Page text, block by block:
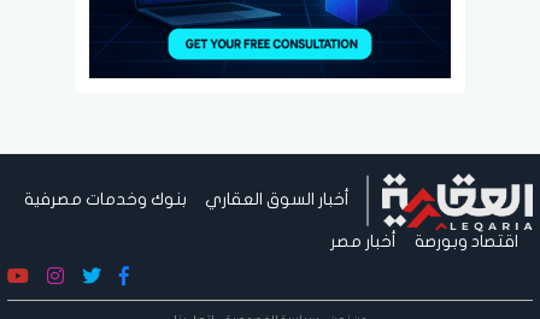
أخبار السوق العقاري بنوك وخدمات مصرفية
اقتصاد وبورصة أخبار مصر